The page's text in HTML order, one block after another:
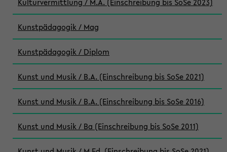
Kunstpädagogik / Mag
Kunstpädagogik / Diplom
Kunst und Musik / B.A. (Einschreibung bis SoSe 2021)
Kunst und Musik / B.A. (Einschreibung bis SoSe 2016)
Kunst und Musik / Ba (Einschreibung bis SoSe 2011)